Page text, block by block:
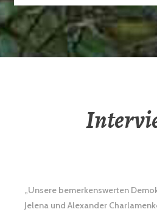
„Unsere bemerkenswerten
Jelena und Alexander